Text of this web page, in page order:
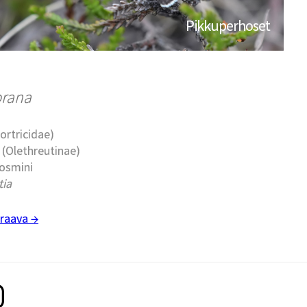
Pikkuperhoset
→